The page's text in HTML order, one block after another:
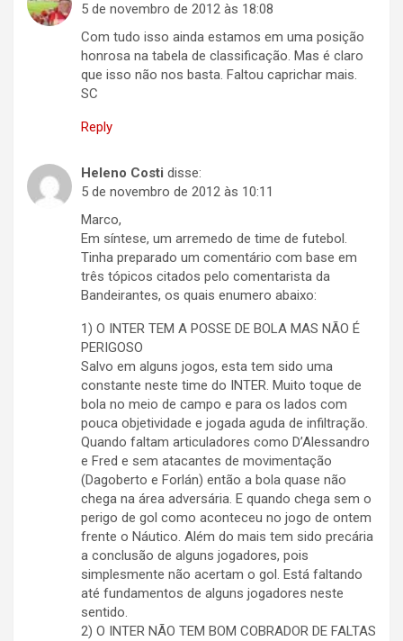
5 de novembro de 2012 às 18:08
Com tudo isso ainda estamos em uma posição
honrosa na tabela de classificação. Mas é claro
que isso não nos basta. Faltou caprichar mais.
SC
Reply
Heleno Costi disse:
5 de novembro de 2012 às 10:11
Marco,
Em síntese, um arremedo de time de futebol.
Tinha preparado um comentário com base em
três tópicos citados pelo comentarista da
Bandeirantes, os quais enumero abaixo:
1) O INTER TEM A POSSE DE BOLA MAS NÃO É
PERIGOSO
Salvo em alguns jogos, esta tem sido uma
constante neste time do INTER. Muito toque de
bola no meio de campo e para os lados com
pouca objetividade e jogada aguda de infiltração.
Quando faltam articuladores como D’Alessandro
e Fred e sem atacantes de movimentação
(Dagoberto e Forlán) então a bola quase não
chega na área adversária. E quando chega sem o
perigo de gol como aconteceu no jogo de ontem
frente o Náutico. Além do mais tem sido precária
a conclusão de alguns jogadores, pois
simplesmente não acertam o gol. Está faltando
até fundamentos de alguns jogadores neste
sentido.
2) O INTER NÃO TEM BOM COBRADOR DE FALTAS